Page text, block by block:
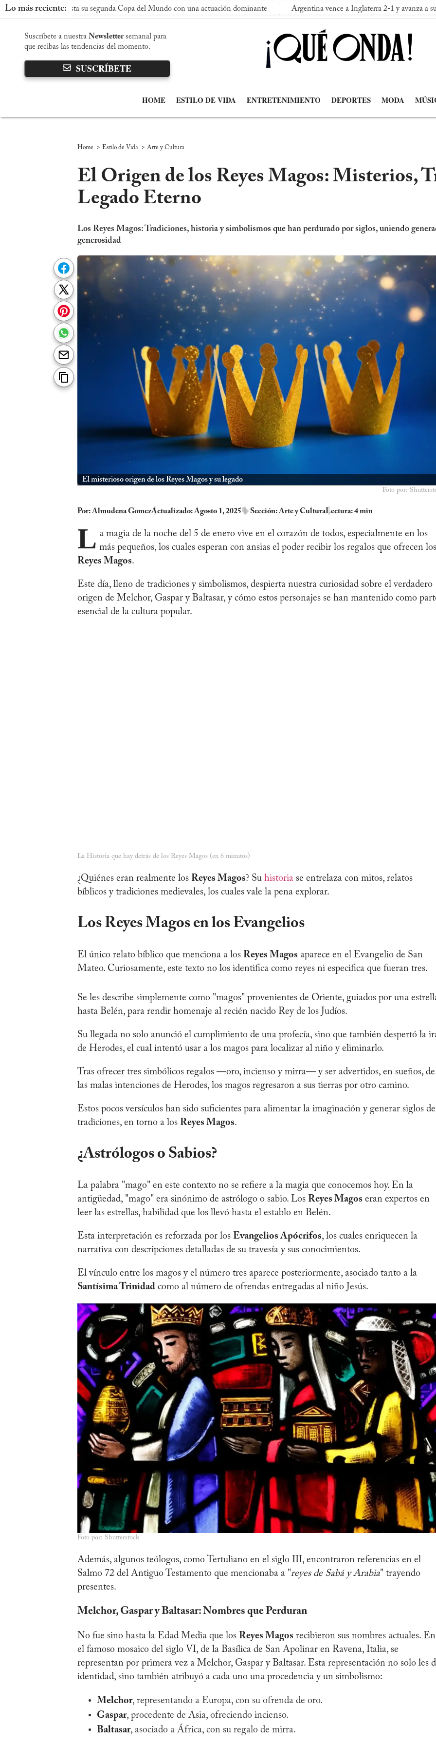
Lo más reciente:
conquista su segunda Copa del Mundo con una actuación dominante Argentina vence a Inglaterra 2-1 y avanza a su segunda
Suscríbete a nuestra Newsletter semanal para
que recibas las tendencias del momento.
SUSCRÍBETE
HOME ESTILO DE VIDA ENTRETENIMIENTO DEPORTES MODA
Home > Estilo de Vida > Arte y Cultura
El Origen de los Reyes Magos: Misterios,
Legado Eterno
Los Reyes Magos: Tradiciones, historia y simbolismos que han perdurado por siglos, uniendo
generosidad
El misterioso origen de los Reyes Magos y su legado
Foto por:
Por:Almudena GomezActualizado: Agosto 1, 2025 Sección:Arte y CulturaLectura: 4 min
L a magia de la noche del 5 de enero vive en el corazón de todos, especialmente en los
más pequeños, los cuales esperan con ansias el poder recibir los regalos que ofrecen los
Reyes Magos.
Este día, lleno de tradiciones y simbolismos, despierta nuestra curiosidad sobre el verdadero
origen de Melchor, Gaspar y Baltasar, y cómo estos personajes se han mantenido como
esencial de la cultura popular.
La Historia que hay detrás de los Reyes Magos (en 6 minutos)
¿Quiénes eran realmente los Reyes Magos? Su historia se entrelaza con mitos, relatos
bíblicos y tradiciones medievales, los cuales vale la pena explorar.
Los Reyes Magos en los Evangelios
El único relato bíblico que menciona a los Reyes Magos aparece en el Evangelio de San
Mateo. Curiosamente, este texto no los identifica como reyes ni especifica que fueran tres.
Se les describe simplemente como "magos" provenientes de Oriente, guiados por una
hasta Belén, para rendir homenaje al recién nacido Rey de los Judíos.
Su llegada no solo anunció el cumplimiento de una profecía, sino que también despertó la
de Herodes, el cual intentó usar a los magos para localizar al niño y eliminarlo.
Tras ofrecer tres simbólicos regalos —oro, incienso y mirra— y ser advertidos, en sueños, de
las malas intenciones de Herodes, los magos regresaron a sus tierras por otro camino.
Estos pocos versículos han sido suficientes para alimentar la imaginación y generar siglos de
tradiciones, en torno a los Reyes Magos.
¿Astrólogos o Sabios?
La palabra "mago" en este contexto no se refiere a la magia que conocemos hoy. En la
antigüedad, "mago" era sinónimo de astrólogo o sabio. Los Reyes Magos eran expertos en
leer las estrellas, habilidad que los llevó hasta el establo en Belén.
Esta interpretación es reforzada por los Evangelios Apócrifos, los cuales enriquecen la
narrativa con descripciones detalladas de su travesía y sus conocimientos.
El vínculo entre los magos y el número tres aparece posteriormente, asociado tanto a la
Santísima Trinidad como al número de ofrendas entregadas al niño Jesús.
Foto por: Shutterstock
Además, algunos teólogos, como Tertuliano en el siglo III, encontraron referencias en el
Salmo 72 del Antiguo Testamento que mencionaba a "reyes de Sabá y Arabia" trayendo
presentes.
Melchor, Gaspar y Baltasar: Nombres que Perduran
No fue sino hasta la Edad Media que los Reyes Magos recibieron sus nombres actuales. En
el famoso mosaico del siglo VI, de la Basílica de San Apolinar en Ravena, Italia, se
representan por primera vez a Melchor, Gaspar y Baltasar. Esta representación no solo les
identidad, sino también atribuyó a cada uno una procedencia y un simbolismo:
Melchor, representando a Europa, con su ofrenda de oro.
Gaspar, procedente de Asia, ofreciendo incienso.
Baltasar, asociado a África, con su regalo de mirra.